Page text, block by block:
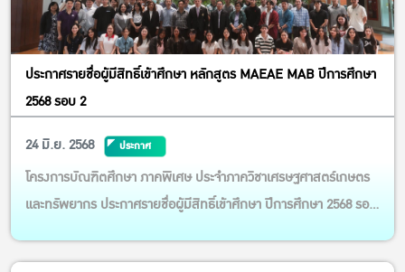
ประกาศรายชื่อผู้มีสิทธิ์เข้าศึกษา หลักสูตร MAEAE MAB ปีการศึกษา
2568 รอบ 2
24 มิ.ย. 2568
ประกาศ
โครงการบัณฑิตศึกษา ภาคพิเศษ ประจำภาควิชาเศรษฐศาสตร์เกษตร
และทรัพยากร ประกาศรายชื่อผู้มีสิทธิ์เข้าศึกษา ปีการศึกษา 2568 รอบ
เศรษฐศาสตร์ประยุกต์สำหรับการเกษตรและสิ่งแวดล้อม (MAEAE)